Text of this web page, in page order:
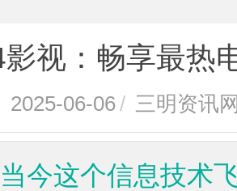
视：畅享最热
2025-06-06/ 三明资讯
今这个信息技术